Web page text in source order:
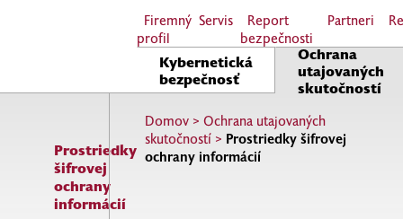
Firemný
profil
Servis
Report
bezpečnosti
Partneri
Kybernetická
bezpečnosť
Ochrana
utajovaných
skutočností
Domov> Ochrana utajovaných
skutočností> Prostriedky šifrovej
ochrany informácií
Prostriedky
šifrovej
ochrany
informácií